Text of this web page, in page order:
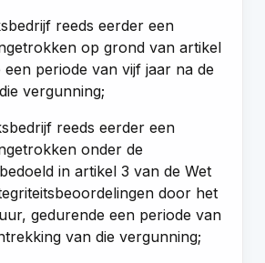
reeds eerder een
op grond van artikel
een periode van vijf jaar na de
vergunning;
reeds eerder een
onder de
in artikel 3 van de Wet
door het
gedurende een periode van
van die vergunning;